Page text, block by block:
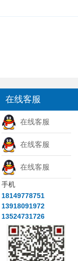
在线客服
在线客服
在线客服
在线客服
手机
18149778751
13918091972
13524731726